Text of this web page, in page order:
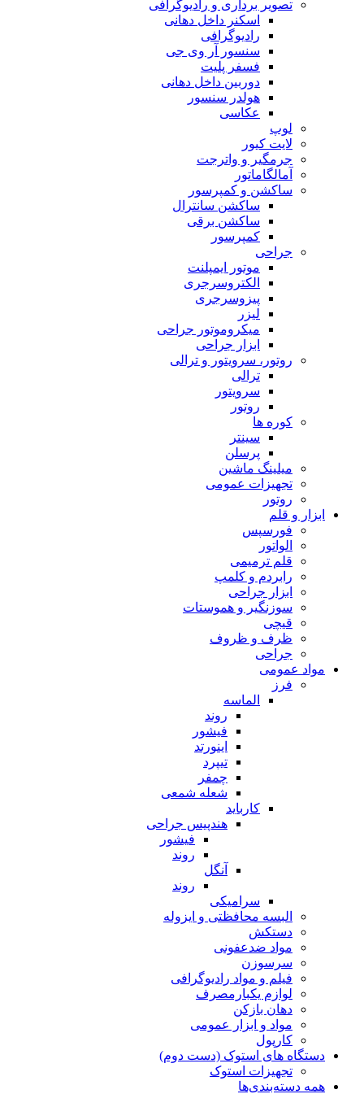
تصویر برداری و رادیوگرافی
اسکنر داخل دهانی
رادیوگرافی
سنسور آر وی جی
فسفر پلیت
دوربین داخل دهانی
هولدر سنسور
عکاسی
لوپ
لایت کیور
جرمگیر و واترجت
آمالگاماتور
ساکشن و کمپرسور
ساکشن سانترال
ساکشن برقی
کمپرسور
جراحی
موتور ایمپلنت
الکتروسرجری
پیزوسرجری
لیزر
میکروموتور جراحی
ابزار جراحی
روتور، سرویتور و ترالی
ترالی
سرویتور
روتور
کوره ها
سینتر
پرسلن
میلینگ ماشین
تجهیزات عمومی
روتور
ابزار و قلم
فورسپس
الواتور
قلم ترمیمی
رابردم و کلمپ
ابزار جراحی
سوزنگیر و هموستات
قیچی
ظرف و ظروف
جراحی
مواد عمومی
فرز
الماسه
روند
فیشور
اینورتد
تیپرد
چمفر
شعله شمعی
کارباید
هندپیس جراحی
فیشور
روند
آنگل
روند
سرامیکی
البسه محافظتی و ایزوله
دستکش
مواد ضدعفونی
سرسوزن
فیلم و مواد رادیوگرافی
لوازم یکبارمصرف
دهان بازکن
مواد و ابزار عمومی
کارپول
دستگاه های استوک (دست دوم)
تجهیزات استوک
همه دسته‌بندی‌ها